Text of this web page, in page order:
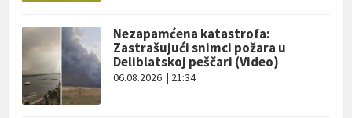
Nezapamćena katastrofa:
Zastrašujući snimci požara u
Deliblatskoj peščari (Video)
06.08.2026. | 21:34